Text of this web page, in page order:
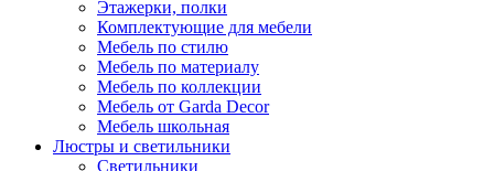
Этажерки, полки
Комплектующие для мебели
Мебель по стилю
Мебель по материалу
Мебель по коллекции
Мебель от Garda Decor
Мебель школьная
Люстры и светильники
Светильники